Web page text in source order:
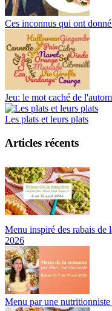
Ces inconnus qui ont
Jeu: le mot caché de
Les plats et leurs plats
Articles récents
Menu inspiré des rabais de
2026
Menu par une